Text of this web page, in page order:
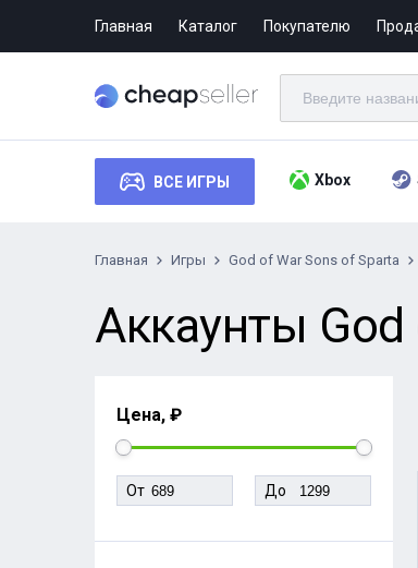
Главная Каталог Покупателю
ВСЕ ИГРЫ Xbox
Главная Игры God of War Sons of Sparta
Аккаунты
Цена, ₽
От До